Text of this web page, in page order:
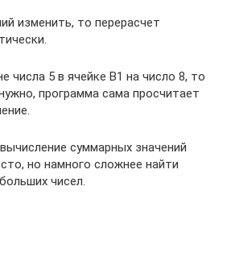
изменить, то перерасчет
числа 5 в ячейке В1 на число 8, то
программа сама просчитает
суммарных значений
но намного сложнее найти
чисел.